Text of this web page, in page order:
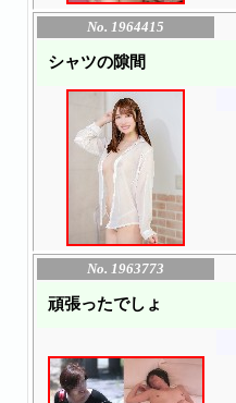
No. 1964415
シャツの隙間
No. 1963773
頑張ったでしょ